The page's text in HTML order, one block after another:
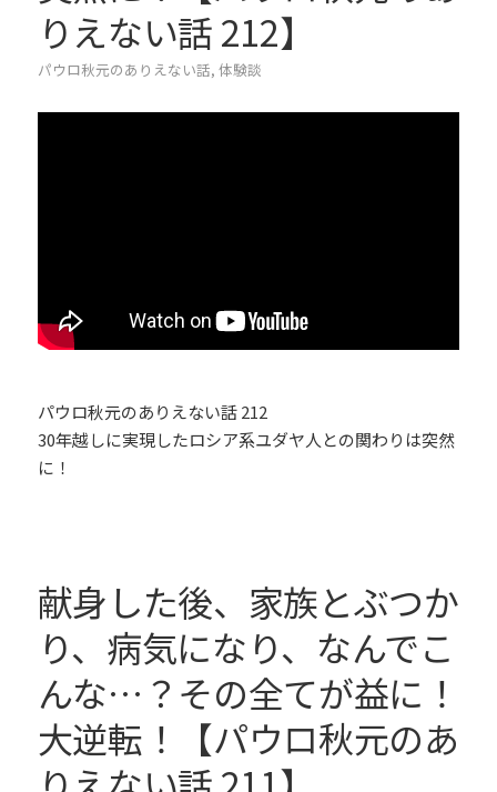
りえない話 212】
パウロ秋元のありえない話, 体験談
パウロ秋元のありえない話 212
30年越しに実現したロシア系ユダヤ人との関わりは突然
に！
献身した後、家族とぶつか
り、病気になり、なんでこ
んな…？その全てが益に！
大逆転！【パウロ秋元のあ